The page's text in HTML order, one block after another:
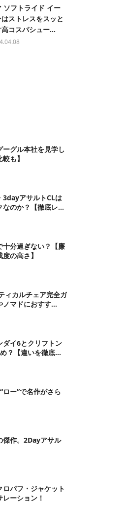
ソフトライド イー
ストレスをスッと
コスパシュー...
ーグル本社を見学し
も】
3dayアサルトCLは
なのか？【徹底レ...
十分過ぎない？【廉
の高さ】
ィカルチェア完全ガ
ノマドにおすす...
ダイ6とクリフトン
？【違いを徹底...
ロー”で名作がさら
傑作。2Dayアサル
パフ・ジャケット
ーション！